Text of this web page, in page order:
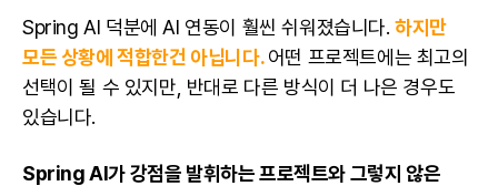
Spring AI 덕분에 AI 연동이 훨씬 쉬워졌습니다.하지만
모든 상황에 적합한건 아닙니다.어떤 프로젝트에는 최고의
선택이 될 수 있지만, 반대로 다른 방식이 더 나은 경우도
있습니다.
Spring AI가 강점을 발휘하는 프로젝트와 그렇지 않은